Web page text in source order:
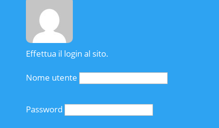
Effettua il login al sito.
Nome utente
Password